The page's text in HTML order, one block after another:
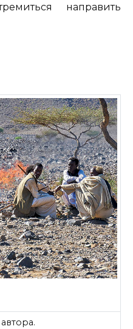
направить